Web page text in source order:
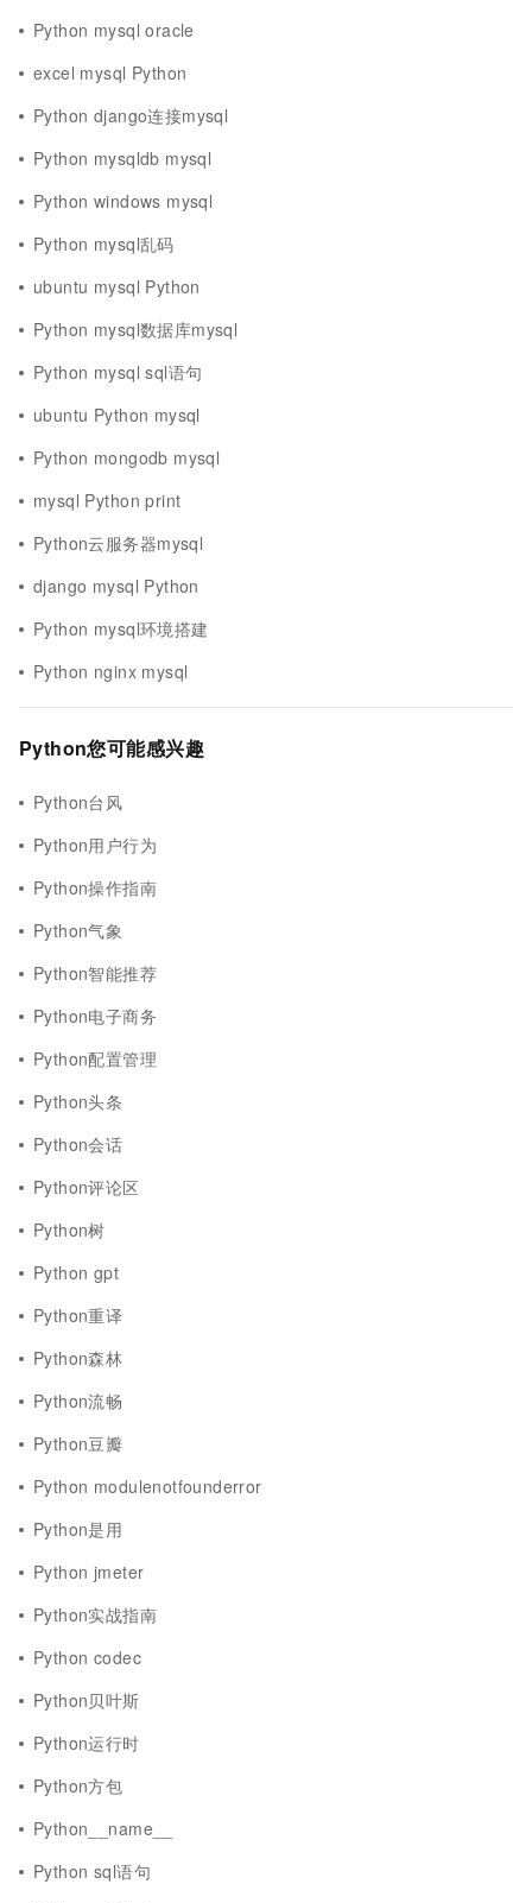
Python mysql oracle
excel mysql Python
Python django连接mysql
Python mysqldb mysql
Python windows mysql
Python mysql乱码
ubuntu mysql Python
Python mysql数据库mysql
Python mysql sql语句
ubuntu Python mysql
Python mongodb mysql
mysql Python print
Python云服务器mysql
django mysql Python
Python mysql环境搭建
Python nginx mysql
Python您可能感兴趣
Python台风
Python用户行为
Python操作指南
Python气象
Python智能推荐
Python电子商务
Python配置管理
Python头条
Python会话
Python评论区
Python树
Python gpt
Python重译
Python森林
Python流畅
Python豆瓣
Python modulenotfounderror
Python是用
Python jmeter
Python实战指南
Python codec
Python贝叶斯
Python运行时
Python方包
Python__name__
Python sql语句